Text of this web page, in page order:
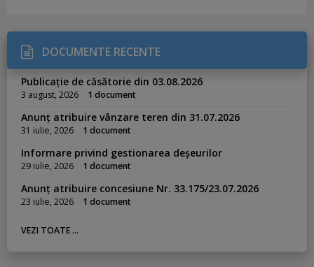
DOCUMENTE RECENTE
Publicație de căsătorie din 03.08.2026
3 august, 2026 1 document
Anunț atribuire vânzare teren din 31.07.2026
31 iulie, 2026 1 document
Informare privind gestionarea deșeurilor
29 iulie, 2026 1 document
Anunț atribuire concesiune Nr. 33.175/23.07.2026
23 iulie, 2026 1 document
VEZI TOATE ...